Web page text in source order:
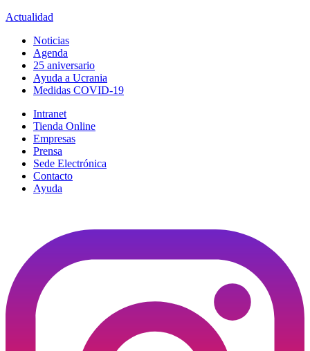
Actualidad
Noticias
Agenda
25 aniversario
Ayuda a Ucrania
Medidas COVID-19
Intranet
Tienda Online
Empresas
Prensa
Sede Electrónica
Contacto
Ayuda